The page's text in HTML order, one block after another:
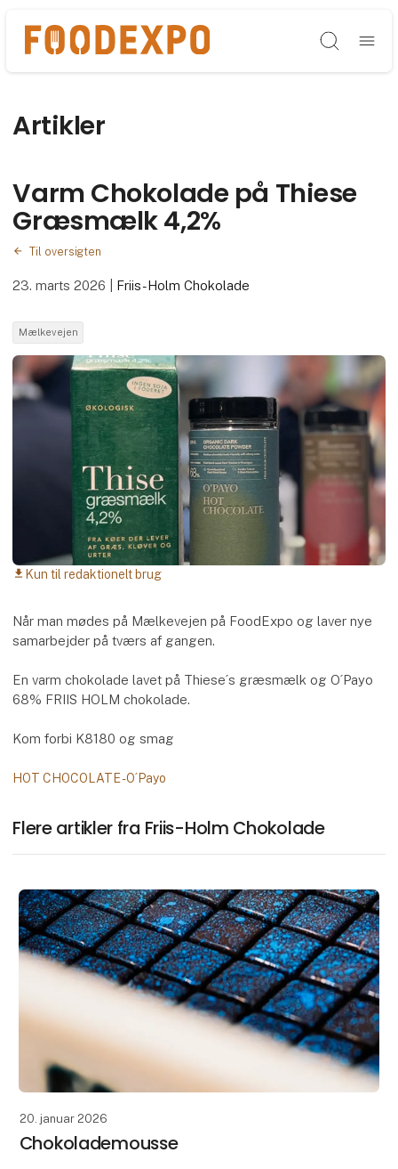
Søg
Artikler
Varm Chokolade på Thiese
Græsmælk 4,2%
Til oversigten
23. marts 2026 Friis-Holm Chokolade
Mælkevejen
download Kun til redaktionelt brug
Når man mødes på Mælkevejen på FoodExpo og laver nye
samarbejder på tværs af gangen.
En varm chokolade lavet på Thiese´s græsmælk og O´Payo
68% FRIIS HOLM chokolade.
Kom forbi K8180 og smag
HOT CHOCOLATE - O´Payo
Flere artikler fra Friis-Holm Chokolade
20. januar 2026
Chokolademousse